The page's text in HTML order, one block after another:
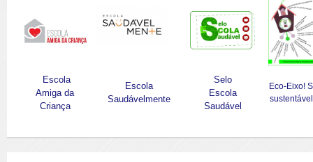
Escola
Amiga da
Criança
Escola
Saudávelmente
Selo
Escola
Saudável
Eco-Eixo!